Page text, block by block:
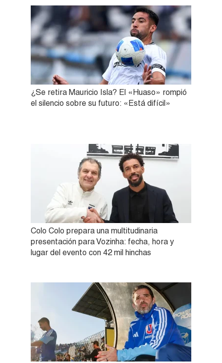
¿Se retira Mauricio Isla? El «Huaso» rompió
el silencio sobre su futuro: «Está difícil»
Colo Colo prepara una multitudinaria
presentación para Vozinha: fecha, hora y
lugar del evento con 42 mil hinchas